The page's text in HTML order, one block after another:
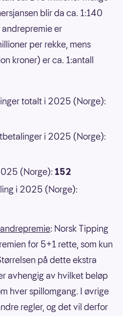
blir da ca. 1:140
er
per rekke, mens
kroner) er ca. 1:antall
totalt i 2025 (Norge):
i 2025 (Norge):
(Norge): 152
i 2025 (Norge):
: Norsk Tipping
for 5+1 rette, som kun
på dette ekstra
avhengig av hvilket beløp
hver spillomgang. I øvrige
regler, og det vil derfor